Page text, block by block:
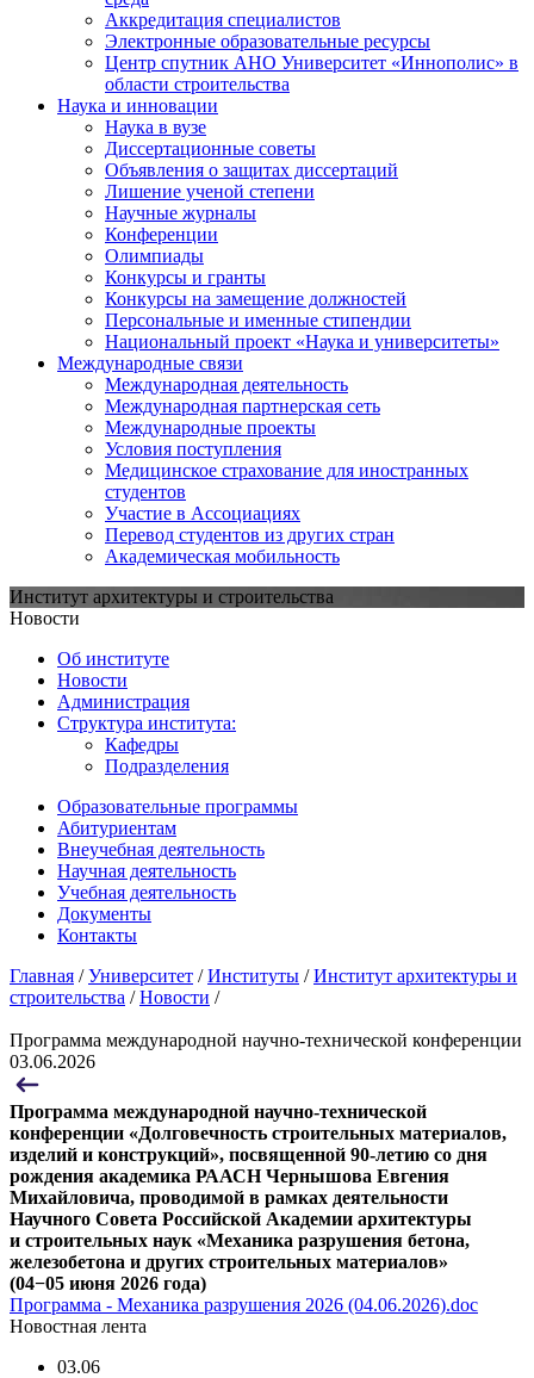
Аккредитация специалистов
Электронные образовательные ресурсы
Центр спутник АНО Университет «Иннополис» в
области строительства
Наука и инновации
Наука в вузе
Диссертационные советы
Объявления о защитах диссертаций
Лишение ученой степени
Научные журналы
Конференции
Олимпиады
Конкурсы и гранты
Конкурсы на замещение должностей
Персональные и именные стипендии
Национальный проект «Наука и университеты»
Международные связи
Международная деятельность
Международная партнерская сеть
Международные проекты
Условия поступления
Медицинское страхование для иностранных
студентов
Участие в Ассоциациях
Перевод студентов из других стран
Академическая мобильность
Институт архитектуры и строительства
Новости
Об институте
Новости
Администрация
Структура института:
Кафедры
Подразделения
Образовательные программы
Абитуриентам
Внеучебная деятельность
Научная деятельность
Учебная деятельность
Документы
Контакты
Главная /Университет /Институты /Институт архитектуры и
строительства /Новости /
Программа международной научно-технической конференции
03.06.2026
Программа международной научно-технической
конференции «Долговечность строительных материалов,
изделий и конструкций», посвященной 90-летию со дня
рождения академика РААСН Чернышова Евгения
Михайловича, проводимой в рамках деятельности
Научного Совета Российской Академии архитектуры
и строительных наук «Механика разрушения бетона,
железобетона и других строительных материалов»
(04−05 июня 2026 года)
Программа - Механика разрушения 2026 (04.06.2026).doc
Новостная лента
03.06